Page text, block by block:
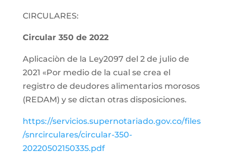
CIRCULARES:
Circular 350 de 2022
Aplicaciòn de la Ley2097 del 2 de julio de
2021 «Por medio de la cual se crea el
registro de deudores alimentarios morosos
(REDAM) y se dictan otras disposiciones.
https://servicios.supernotariado.gov.co/files
/snrcirculares/circular-350-
20220502150335.pdf